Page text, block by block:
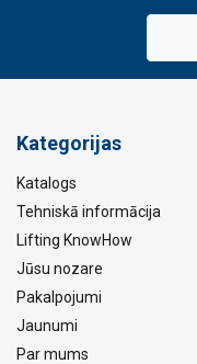
Kategorijas
Katalogs
Tehniskā informācija
Lifting KnowHow
Jūsu nozare
Pakalpojumi
Jaunumi
Par mums